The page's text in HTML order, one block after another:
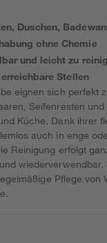
Duschen,
ohne Chemie
und leicht zu
Stellen
eignen sich perfekt
Seifenresten
Küche. Dank ihrer
auch in enge
Reinigung erfolgt
wiederverwendbar.
Pflege von